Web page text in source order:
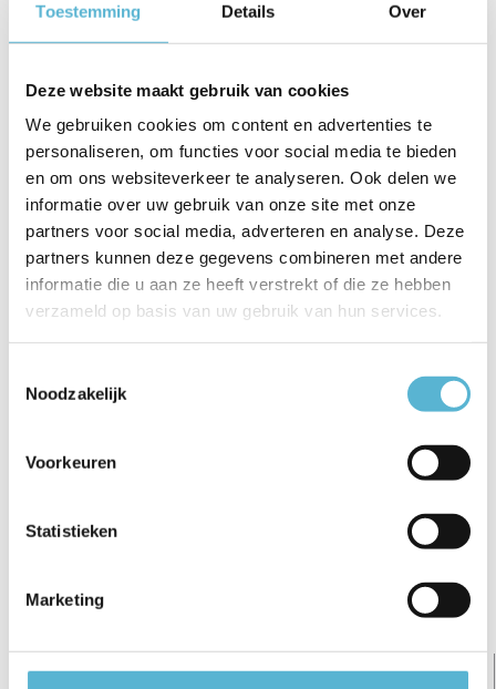
Toestemming Details Over
Deze website maakt gebruik van cookies
We gebruiken cookies om content en advertenties te
personaliseren, om functies voor social media te bieden
en om ons websiteverkeer te analyseren. Ook delen we
informatie over uw gebruik van onze site met onze
partners voor social media, adverteren en analyse. Deze
partners kunnen deze gegevens combineren met andere
informatie die u aan ze heeft verstrekt of die ze hebben
verzameld op basis van uw gebruik van hun services.
Noodzakelijk
Voorkeuren
Statistieken
Marketing
LED GU10 lamp 50-
3,8 W...
€7,95
€5,95
2,6 W...
€6,95
GU10 400...
€49,95
€46,50